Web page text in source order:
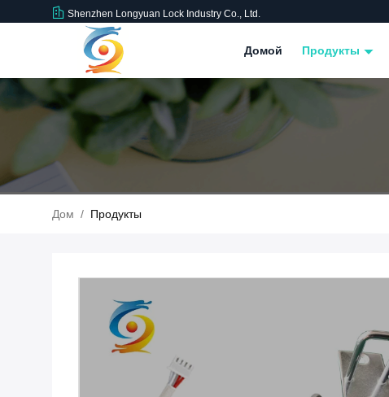
Shenzhen Longyuan Lock Industry Co., Ltd.
Домой Продукты
Дом / Продукты